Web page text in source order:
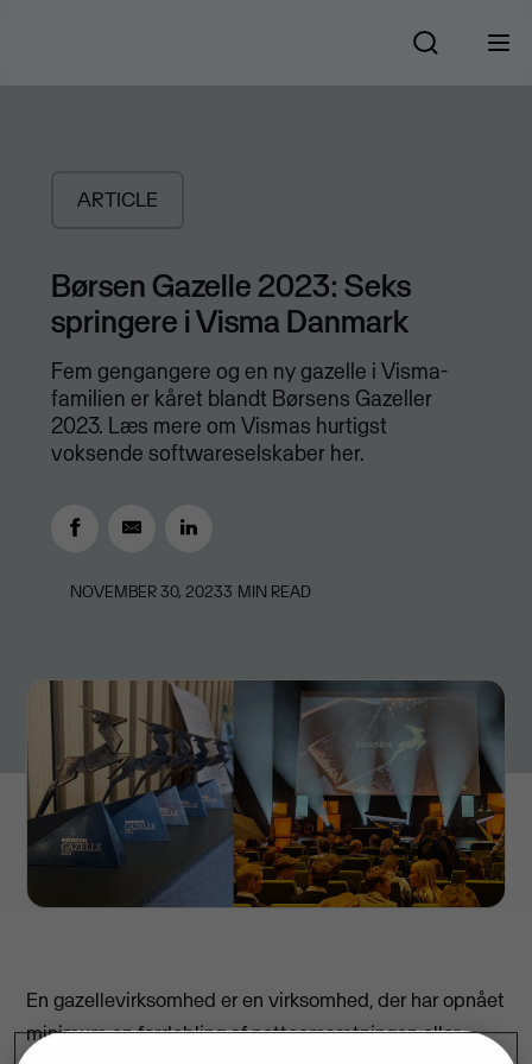
ARTICLE
Børsen Gazelle 2023: Seks
springere i Visma Danmark
Fem gengangere og en ny gazelle i Visma-
familien er kåret blandt Børsens Gazeller
2023. Læs mere om Vismas hurtigst
voksende softwareselskaber her.
NOVEMBER 30, 20233 MIN READ
En gazellevirksomhed er en virksomhed, der har opnået
minimum en fordobling af nettoomsætningen eller